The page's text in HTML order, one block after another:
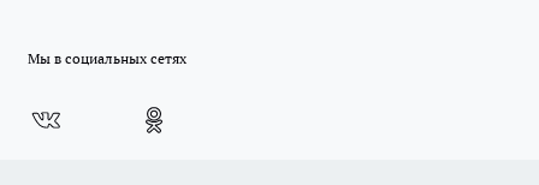
Мы в социальных сетях